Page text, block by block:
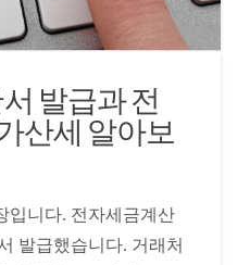
발급과 전
산세 알아보
입니다. 전자세금계산
발급했습니다. 거래처